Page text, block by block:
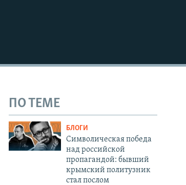
ПО ТЕМЕ
БЛОГИ
Cимволическая победа
над российской
пропагандой: бывший
крымский политузник
стал послом